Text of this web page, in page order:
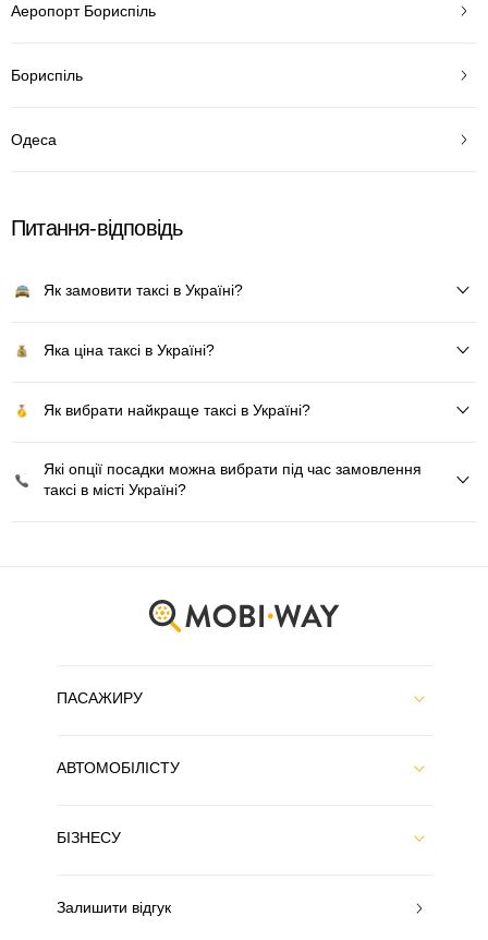
Аеропорт Бориспіль
Бориспіль
Одеса
Питання-відповідь
Як замовити таксі в Україні?
Яка ціна таксі в Україні?
Як вибрати найкраще таксі в Україні?
Які опції посадки можна вибрати під час замовлення
таксі в місті Україні?
ПАСАЖИРУ
АВТОМОБІЛІСТУ
БІЗНЕСУ
Залишити відгук